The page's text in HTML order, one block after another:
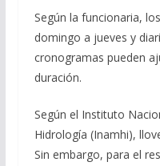
Según la funcionaria,
domingo a jueves y
cronogramas pueden
duración.
Según el Instituto
Hidrología (Inamhi),
Sin embargo, para el